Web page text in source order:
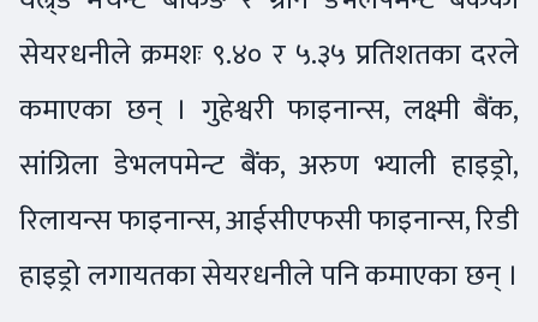
सेयरधनीले क्रमशः ९.४० र ५.३५ प्रतिशतका दरले
कमाएका छन् । गुहेश्वरी फाइनान्स, लक्ष्मी बैंक,
सांग्रिला डेभलपमेन्ट बैंक, अरुण भ्याली हाइड्रो,
रिलायन्स फाइनान्स, आईसीएफसी फाइनान्स, रिडी
हाइड्रो लगायतका सेयरधनीले पनि कमाएका छन् ।